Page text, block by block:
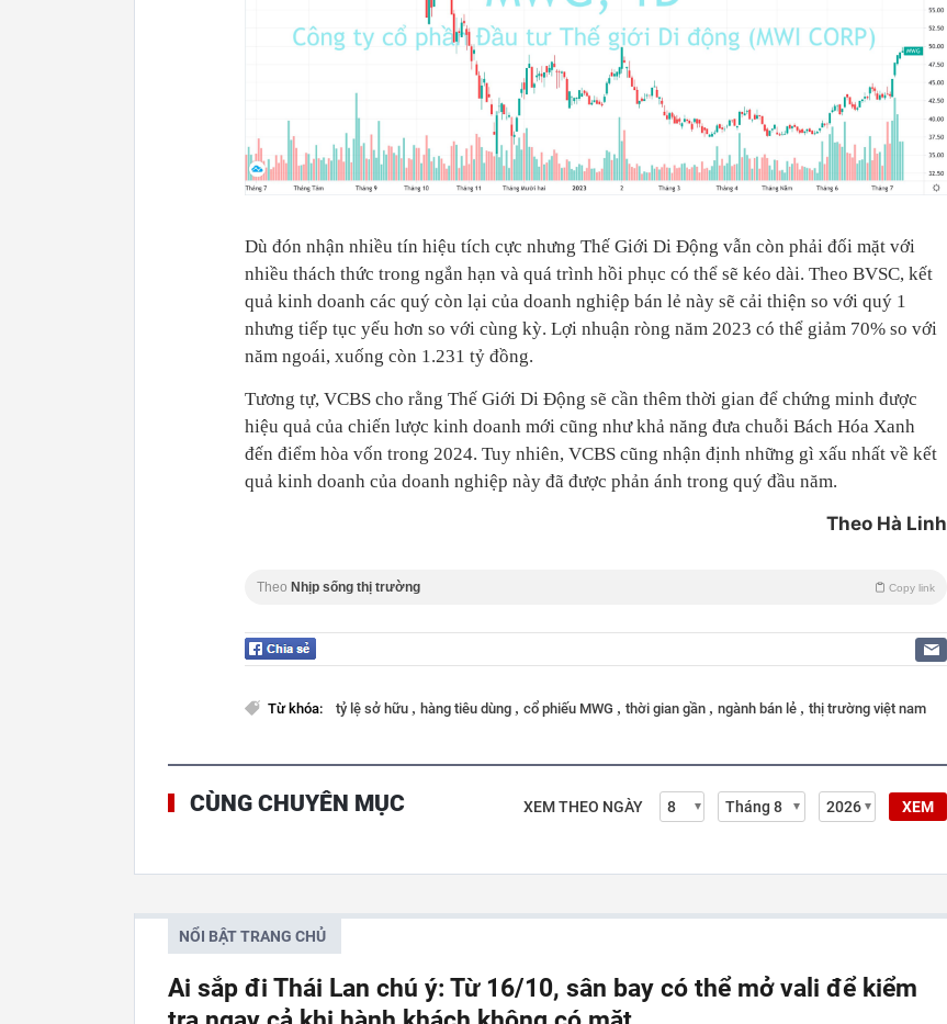
Dù đón nhận nhiều tín hiệu tích cực nhưng Thế Giới Di Động vẫn còn phải đối mặt với
nhiều thách thức trong ngắn hạn và quá trình hồi phục có thể sẽ kéo dài. Theo BVSC, kết
quả kinh doanh các quý còn lại của doanh nghiệp bán lẻ này sẽ cải thiện so với quý 1
nhưng tiếp tục yếu hơn so với cùng kỳ. Lợi nhuận ròng năm 2023 có thể giảm 70% so với
năm ngoái, xuống còn 1.231 tỷ đồng.
Tương tự, VCBS cho rằng Thế Giới Di Động sẽ cần thêm thời gian để chứng minh được
hiệu quả của chiến lược kinh doanh mới cũng như khả năng đưa chuỗi Bách Hóa Xanh
đến điểm hòa vốn trong 2024. Tuy nhiên, VCBS cũng nhận định những gì xấu nhất về kết
quả kinh doanh của doanh nghiệp này đã được phản ánh trong quý đầu năm.
Theo Hà Linh
Theo Nhịp sống thị trường Copy link
Từ khóa: tỷ lệ sở hữu , hàng tiêu dùng , cổ phiếu MWG , thời gian gần , ngành bán lẻ , thị trường việt nam
CÙNG CHUYÊN MỤC XEM THEO NGÀY XEM
NỔI BẬT TRANG CHỦ
Ai sắp đi Thái Lan chú ý: Từ 16/10, sân bay có thể mở vali để kiểm